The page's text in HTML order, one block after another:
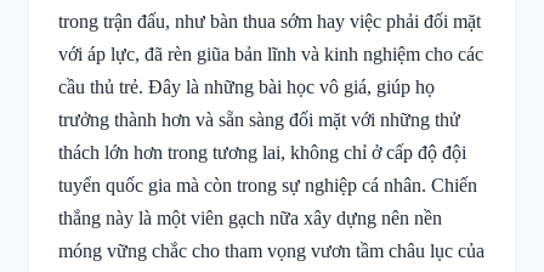
trong trận đấu, như bàn thua sớm hay việc phải đối mặt
với áp lực, đã rèn giũa bản lĩnh và kinh nghiệm cho các
cầu thủ trẻ. Đây là những bài học vô giá, giúp họ
trưởng thành hơn và sẵn sàng đối mặt với những thử
thách lớn hơn trong tương lai, không chỉ ở cấp độ đội
tuyển quốc gia mà còn trong sự nghiệp cá nhân. Chiến
thắng này là một viên gạch nữa xây dựng nên nền
móng vững chắc cho tham vọng vươn tầm châu lục của